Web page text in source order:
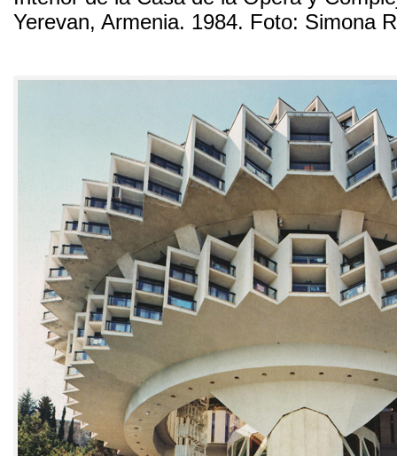
Yerevan, Armenia. 1984. Foto: Simona